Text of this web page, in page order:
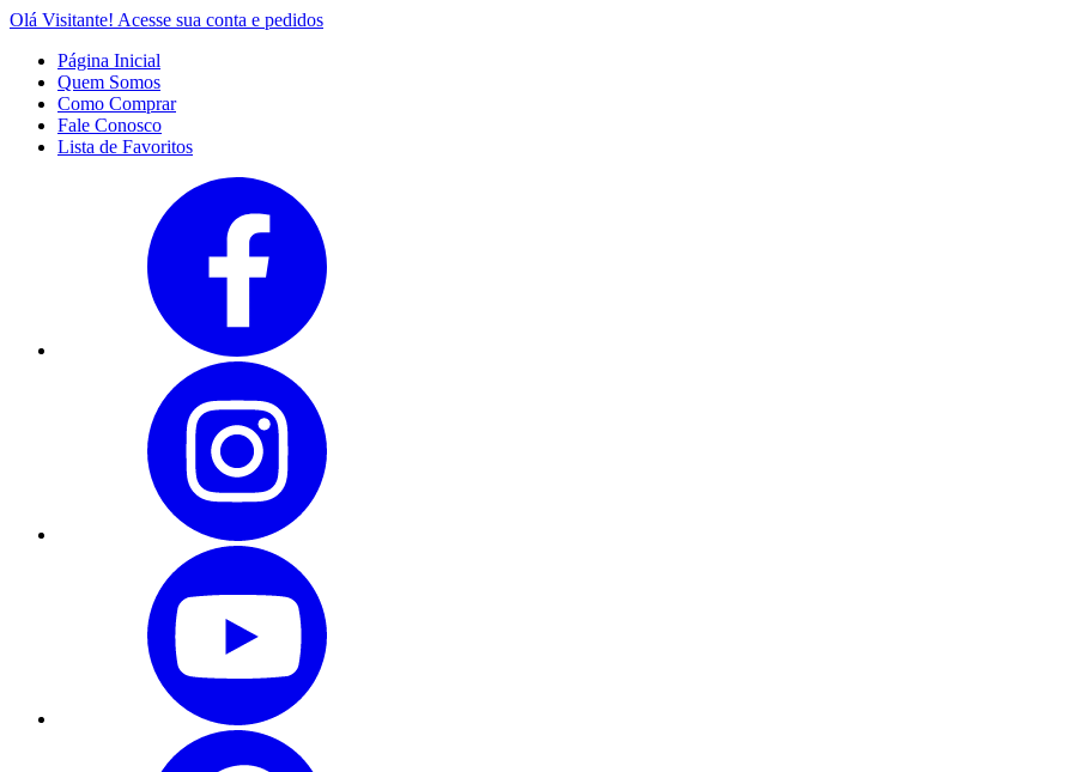
Olá Visitante! Acesse sua conta e pedidos
Página Inicial
Quem Somos
Como Comprar
Fale Conosco
Lista de Favoritos